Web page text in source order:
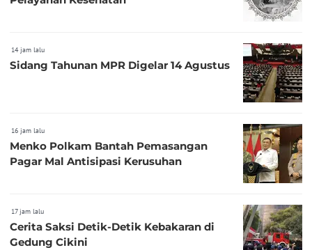
14 jam lalu
Sidang Tahunan MPR Digelar 14 Agustus
16 jam lalu
Menko Polkam Bantah Pemasangan
Pagar Mal Antisipasi Kerusuhan
17 jam lalu
Cerita Saksi Detik-Detik Kebakaran di
Gedung Cikini